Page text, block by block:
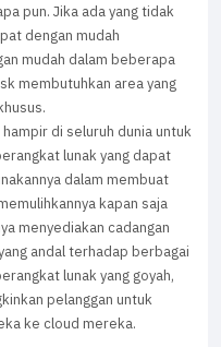
pun. Jika ada yang tidak
dengan mudah
mudah dalam beberapa
membutuhkan area yang
di seluruh dunia untuk
lunak yang dapat
dalam membuat
kapan saja
menyediakan cadangan
andal terhadap berbagai
lunak yang goyah,
pelanggan untuk
ke cloud mereka.